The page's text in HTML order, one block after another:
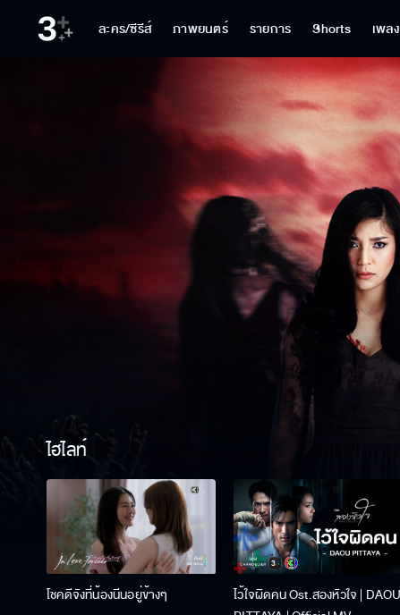
ละคร/ซีรีส์ ภาพยนตร์ รายการ Shorts เพลง
ไฮไลท์
โชคดีจังที่น้องนีนอยู่ข้างๆ
ไว้ใจผิดคน Ost.สองหัวใจ | DAOU